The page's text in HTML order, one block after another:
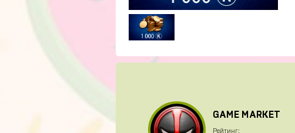
GAME MARKET
Рейтинг: